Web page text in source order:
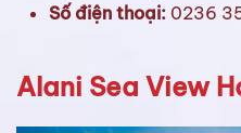
Số điện thoại: 0236
Alani Sea View